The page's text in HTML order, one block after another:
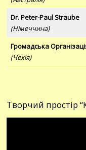
Dr. Peter-Paul Straube
(Німеччина)
Громадська
(Чехія)
Творчий простір